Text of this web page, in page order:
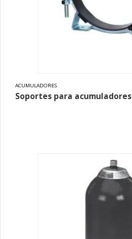
ACUMULADORES
Soportes para acumuladores